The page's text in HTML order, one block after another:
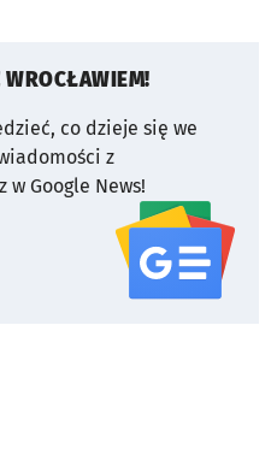
WROCŁAWIEM!
co dzieje się we
z
w Google News!
serwisu